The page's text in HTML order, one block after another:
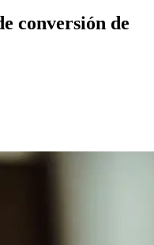
conversión de